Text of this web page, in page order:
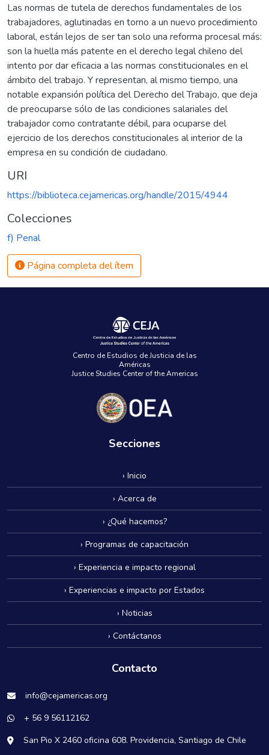
Las normas de tutela de derechos fundamentales de los
trabajadores, aglutinadas en torno a un nuevo procedimiento
laboral, están lejos de ser tan solo una reforma procesal más:
son la huella más patente en el derecho legal chileno del
intento por dar eficacia a las normas constitucionales en el
ámbito del trabajo. Y representan, al mismo tiempo, una
notable expansión política del Derecho del Trabajo, que deja
de preocuparse sólo de las condiciones salariales del
trabajador como contratante débil, para ocuparse del
ejercicio de los derechos constitucionales al interior de la
empresa en su condición de ciudadano.
URI
https://biblioteca.cejamericas.org/handle/2015/4944
Colecciones
f) Penal
Página completa del ítem
Centro de Estudios de Justicia de las
Américas
Justice Studies Center of the Americas
Secciones
› Inicio
› Acerca de
› ¿Qué hacemos?
› Programas de capacitación
› Experiencia e impacto regional
› Experiencias e impacto por Estados
› Noticias
› Contáctanos
Contacto
info@cejamericas.org
+ 56 9 56112162
San Pio X 2460 oficina 608. Providencia, Santiago de Chile